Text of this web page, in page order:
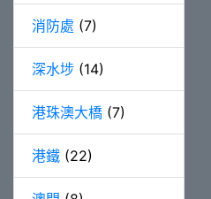
消防處 (7)
深水埗 (14)
港珠澳大橋 (7)
港鐵 (22)